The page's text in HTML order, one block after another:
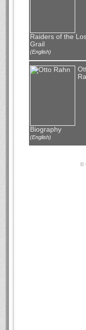
Raiders of the
Grail
(English)
Biography
(English)
©